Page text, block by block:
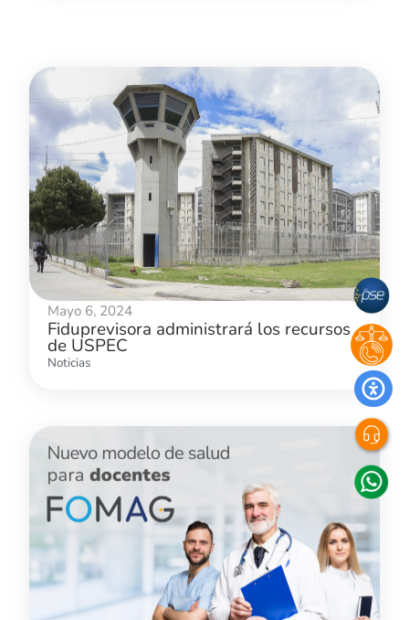
Mayo 6, 2024
Fiduprevisora administrará los recursos
de USPEC
Noticias